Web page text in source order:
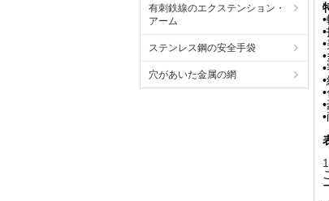
有刺鉄線のエクステンション・
アーム
ステンレス鋼の安全手袋
穴があいた金属の網
1.